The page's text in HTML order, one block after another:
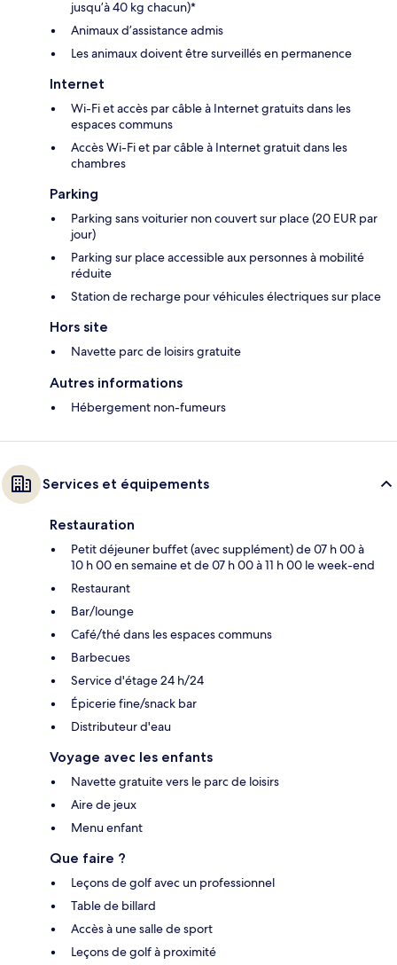
jusqu’à 40 kg chacun)*
Animaux d’assistance admis
Les animaux doivent être surveillés en permanence
Internet
Wi-Fi et accès par câble à Internet gratuits dans les
espaces communs
Accès Wi-Fi et par câble à Internet gratuit dans les
chambres
Parking
Parking sans voiturier non couvert sur place (20 EUR par
jour)
Parking sur place accessible aux personnes à mobilité
réduite
Station de recharge pour véhicules électriques sur place
Hors site
Navette parc de loisirs gratuite
Autres informations
Hébergement non-fumeurs
Services et équipements
Restauration
Petit déjeuner buffet (avec supplément) de 07 h 00 à
10 h 00 en semaine et de 07 h 00 à 11 h 00 le week-end
Restaurant
Bar/lounge
Café/thé dans les espaces communs
Barbecues
Service d'étage 24 h/24
Épicerie fine/snack bar
Distributeur d'eau
Voyage avec les enfants
Navette gratuite vers le parc de loisirs
Aire de jeux
Menu enfant
Que faire ?
Leçons de golf avec un professionnel
Table de billard
Accès à une salle de sport
Leçons de golf à proximité